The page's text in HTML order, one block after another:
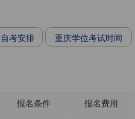
考安排 重庆学位考试时间
报名条件
报名费用